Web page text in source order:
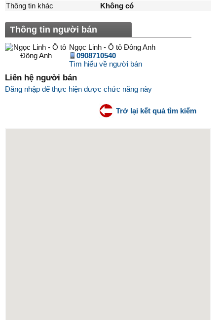
Thông tin khác
Không có
Thông tin người bán
Ngọc Linh - Ô tô Đông Anh
0908710540
Tìm hiểu về người bán
Liên hệ người bán
Đăng nhập để thực hiện được chức năng này
Trở lại kết quả tìm kiếm